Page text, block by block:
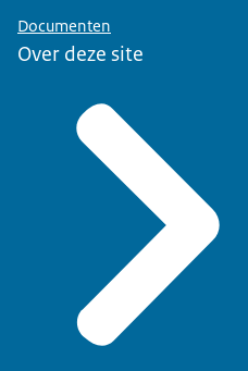
Documenten
Over deze site